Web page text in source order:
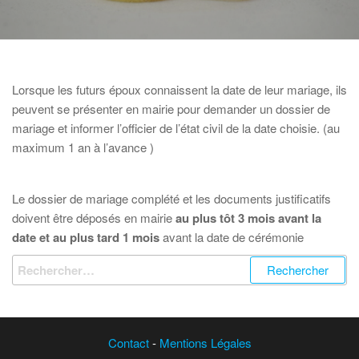
Lorsque les futurs époux connaissent la date de leur mariage, ils
peuvent se présenter en mairie pour demander un dossier de
mariage et informer l’officier de l’état civil de la date choisie. (au
maximum 1 an à l’avance )
Le dossier de mariage complété et les documents justificatifs
doivent être déposés en mairieau plus tôt 3 mois avant la
date et au plus tard 1 moisavant la date de cérémonie
Rechercher :
Contact- Mentions Légales